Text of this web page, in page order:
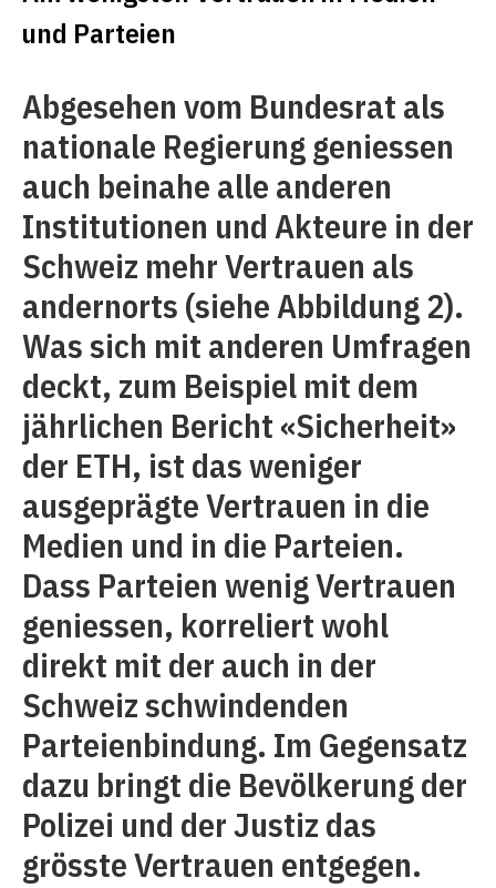
und Parteien
Abgesehen vom Bundesrat als
nationale Regierung geniessen
auch beinahe alle anderen
Institutionen und Akteure in der
Schweiz mehr Vertrauen als
andernorts (siehe Abbildung 2).
Was sich mit anderen Umfragen
deckt, zum Beispiel mit dem
jährlichen Bericht «Sicherheit»
der ETH, ist das weniger
ausgeprägte Vertrauen in die
Medien und in die Parteien.
Dass Parteien wenig Vertrauen
geniessen, korreliert wohl
direkt mit der auch in der
Schweiz schwindenden
Parteienbindung. Im Gegensatz
dazu bringt die Bevölkerung der
Polizei und der Justiz das
grösste Vertrauen entgegen.